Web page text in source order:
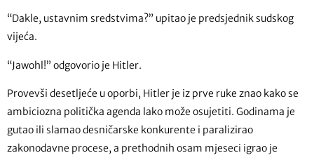
“Dakle, ustavnim sredstvima?” upitao je predsjednik sudskog
vijeća.
“Jawohl!” odgovorio je Hitler.
Provevši desetljeće u oporbi, Hitler je iz prve ruke znao kako se
ambiciozna politička agenda lako može osujetiti. Godinama je
gutao ili slamao desničarske konkurente i paralizirao
zakonodavne procese, a prethodnih osam mjeseci igrao je